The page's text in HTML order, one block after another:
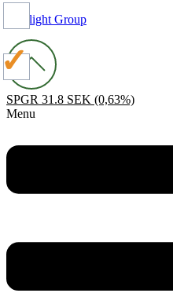
Spotlight Group
SPGR 31.8 SEK (0,63%)
Menu